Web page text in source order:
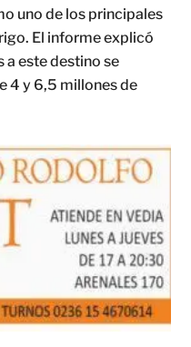
uno de los principales
El informe explicó
a este destino se
4 y 6,5 millones de